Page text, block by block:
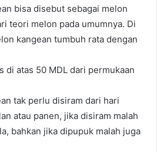
bisa disebut sebagai melon
teori melon pada umumnya. Di
kangean tumbuh rata dengan
di atas 50 MDL dari permukaan
tak perlu disiram dari hari
atau panen, jika disiram malah
bahkan jika dipupuk malah juga